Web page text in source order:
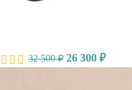
32 500₽ 26 300 ₽